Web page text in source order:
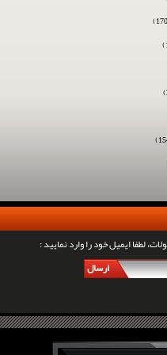
لطفا ایمیل خود را وارد نمایید :
ارسال